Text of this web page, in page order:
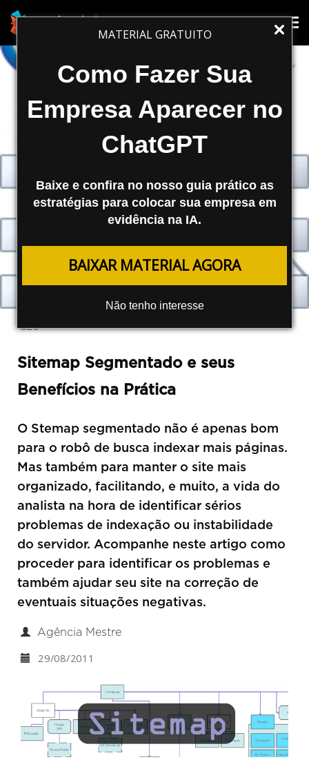
MATERIAL GRATUITO
Como Fazer Sua
Empresa Aparecer no
ChatGPT
Baixe e confira no nosso guia prático as
estratégias para colocar sua empresa em
evidência na IA.
BAIXAR MATERIAL AGORA
Não tenho interesse
SEO
Sitemap Segmentado e seus
Benefícios na Prática
O Stemap segmentado não é apenas bom
para o robô de busca indexar mais páginas.
Mas também para manter o site mais
organizado, facilitando, e muito, a vida do
analista na hora de identificar sérios
problemas de indexação ou instabilidade
do servidor. Acompanhe neste artigo como
proceder para identificar os problemas e
também ajudar seu site na correção de
eventuais situações negativas.
Agência Mestre
29/08/2011